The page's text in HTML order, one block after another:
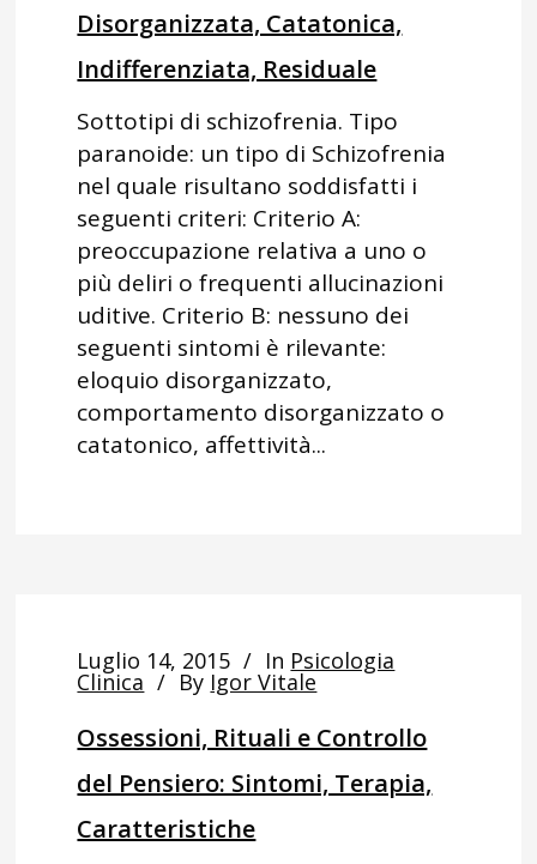
Disorganizzata, Catatonica,
Indifferenziata, Residuale
Sottotipi di schizofrenia. Tipo
paranoide: un tipo di Schizofrenia
nel quale risultano soddisfatti i
seguenti criteri: Criterio A:
preoccupazione relativa a uno o
più deliri o frequenti allucinazioni
uditive. Criterio B: nessuno dei
seguenti sintomi è rilevante:
eloquio disorganizzato,
comportamento disorganizzato o
catatonico, affettività...
Luglio 14, 2015 In Psicologia
Clinica By Igor Vitale
Ossessioni, Rituali e Controllo
del Pensiero: Sintomi, Terapia,
Caratteristiche